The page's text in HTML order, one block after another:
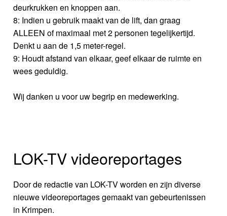
deurkrukken en knoppen aan.
8: Indien u gebruik maakt van de lift, dan graag
ALLEEN of maximaal met 2 personen tegelijkertijd.
Denkt u aan de 1,5 meter-regel.
9: Houdt afstand van elkaar, geef elkaar de ruimte en
wees geduldig.
Wij danken u voor uw begrip en medewerking.
LOK-TV videoreportages
Door de redactie van LOK-TV worden en zijn diverse
nieuwe videoreportages gemaakt van gebeurtenissen
in Krimpen.